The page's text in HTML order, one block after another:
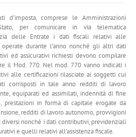
d’imposta, comprese le Amministrazioni
per comunicare in via telematica
delle Entrate i dati fiscali relativi alle
durante l’anno nonché gli altri dati
ed assicurativi richiesti devono compilare
il Mod. 770. Nel mod. 770 vanno indicati i
alle certificazioni rilasciate ai soggetti cui
corrisposti in tale anno redditi di lavoro
equiparati ed assimilati, indennità di fine
prestazioni in forma di capitale erogate da
redditi di lavoro autonomo, provvigioni
nonché i dati contributivi, previdenziali
e quelli relativi all’assistenza fiscale.